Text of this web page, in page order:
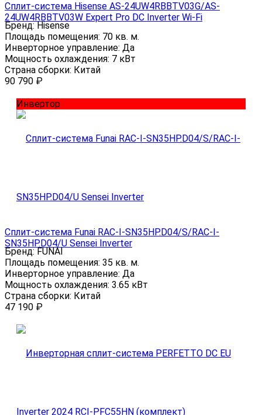
Сплит-система Hisense AS-24UW4RBBTV03G/AS-
24UW4RBBTV03W Expert Pro DC Inverter Wi-Fi
Бренд: Hisense
Площадь помещения: 70 кв. м.
Инверторное управление: Да
Мощность охлаждения: 7 кВт
Страна сборки: Китай
90 790 ₽
Инвертор
Сплит-система Funai RAC-I-SN35HP.D04/S/RAC-I-
SN35HP.D04/U Sensei Inverter
Бренд: FUNAI
Площадь помещения: 35 кв. м.
Инверторное управление: Да
Мощность охлаждения: 3.65 кВт
Страна сборки: Китай
47 190 ₽